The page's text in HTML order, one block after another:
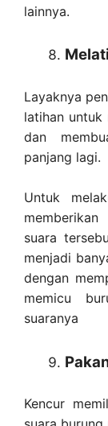
lainnya.
Layaknya
latihan untuk
dan
panjang lagi.
Untuk
suara
menjadi
dengan
memicu
suaranya
Kencur